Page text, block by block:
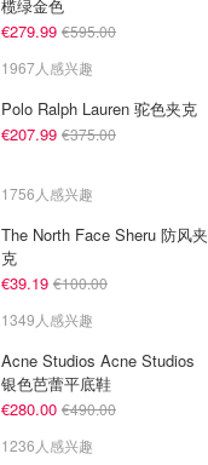
榄绿金色
€279.99 €595.00
1967人感兴趣
Polo Ralph Lauren 驼色夹克
€207.99 €375.00
1756人感兴趣
The North Face Sheru 防风夹
克
€39.19 €100.00
1349人感兴趣
Acne Studios Acne Studios
银色芭蕾平底鞋
€280.00 €490.00
1236人感兴趣